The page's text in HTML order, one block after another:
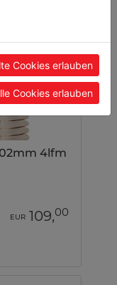
4lfm
EUR 109,00
Cookies erlauben
Cookies erlauben